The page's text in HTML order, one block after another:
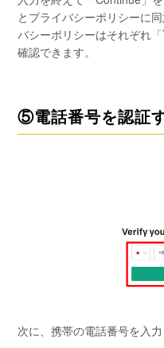
とプライバシーポリシーに
バシーポリシーはそれぞれ
確認できます。
⑤電話番号を認証
次に、携帯の電話番号を入力